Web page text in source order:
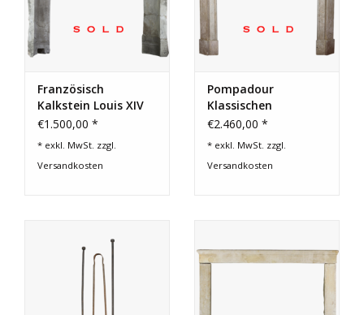
Französisch
Kalkstein Louis XIV
Kaminmaske
€1.500,00 *
* exkl. MwSt. zzgl.
Versandkosten
Pompadour
Klassischen
Französisch
€2.460,00 *
* exkl. MwSt. zzgl.
Versandkosten